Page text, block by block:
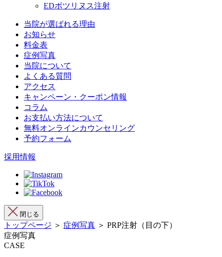
EDボツリヌス注射
当院が選ばれる理由
お知らせ
料金表
症例写真
当院について
よくある質問
アクセス
キャンペーン・クーポン情報
コラム
お支払い方法について
無料オンラインカウンセリング
予約フォーム
採用情報
閉じる
トップページ ＞ 症例写真 ＞ PRP注射（目の下）
症例写真
CASE